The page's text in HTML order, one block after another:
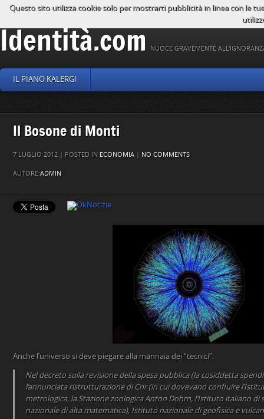
Identità.com NUOCE GRAVEMENTE
IL PIANO KALERGI
Il Bosone di Monti
7 LUGLIO 2012 | POSTED IN ECONOMIA | NO COMMENTS
AUTORE:ADMIN
Anche l’universo si deve piegare alla mannaia dei “tecnici”.
Nel decreto sulla revisione della spesa pubblica (la cosiddetta
l’annunciata ristrutturazione di Cnr (in cui dovevano confluire
metrologica, la Stazione zoologica Anton Dohrn, l’Istituto italiano di
nazionale di alta matematica), Istituto nazionale di geofisica e
Questo sito utilizza cookie solo per mostrarti pubblicità in linea con le